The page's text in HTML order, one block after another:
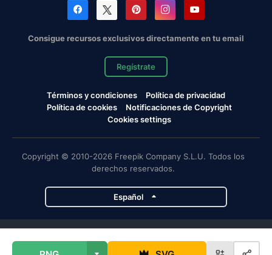
Consigue recursos exclusivos directamente en tu email
Regístrate
Términos y condiciones
Política de privacidad
Política de cookies
Notificaciones de Copyright
Cookies settings
Copyright © 2010-2026 Freepik Company S.L.U. Todos los
derechos reservados.
Español